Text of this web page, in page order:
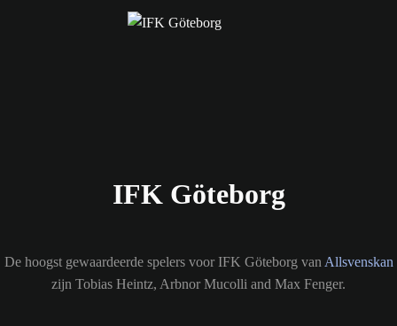
IFK Göteborg
De hoogst gewaardeerde spelers voor IFK Göteborg van Allsvenskan
zijn Tobias Heintz, Arbnor Mucolli and Max Fenger.